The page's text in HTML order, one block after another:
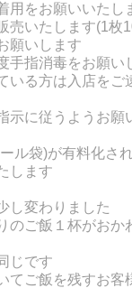
用をお願いいたし
売いたします(1枚
願いします
手指消毒をお願い
いる方は入店をご
示に従うようお願
ル袋)が有料化さ
します
し変わりました
のご飯１杯がおか
じです
てご飯を残すお客